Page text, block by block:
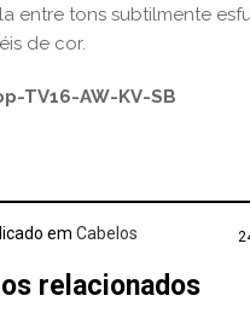
entre tons subtilmente
de cor.
em Cabelos
relacionados